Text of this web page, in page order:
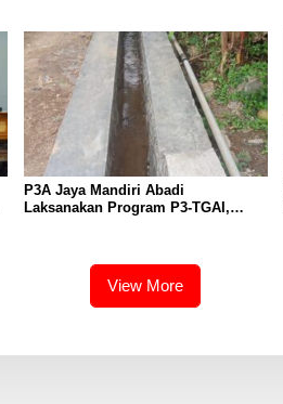
P3A Jaya Mandiri Abadi
Laksanakan Program P3-TGAI,
View More